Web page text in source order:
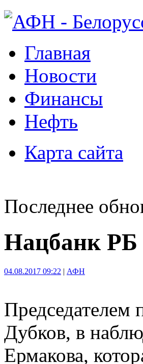
Главная
Новости
Финансы
Нефть
Карта сайта
Последнее
Нацбанк РБ
04.08.2017 09:22 | АФН
Председателем
Дубков, в
Ермакова,